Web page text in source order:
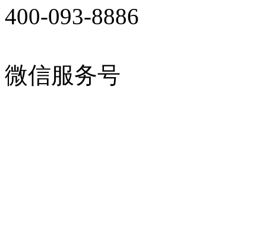
400-093-8886
微信服务号